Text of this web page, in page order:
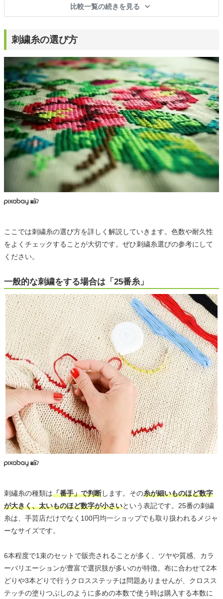
比較一覧の続きを見る
刺繍糸の選び方
ここでは刺繍糸の選び方を詳しく解説していきます。色数や耐久性
をよくチェックすることが大切です。ぜひ刺繍糸選びの参考にして
ください。
一般的な刺繍をする場合は「25番糸」
刺繡糸の種類は「番手」で判断します。その糸が細いものほど数字
が大きく、太いものほど数字が小さいという表記です。25番の刺繍
糸は、手芸店だけでなく100円均一ショップでも取り扱われるメジャ
ーなサイズです。
6本程度で1束のセットで販売されることが多く、ツヤや質感、カラ
ーバリエーションが豊富で選択肢が多いのが特徴。布に合わせて2本
どりや3本どりで行うクロスステッチは問題ありませんが、クロスス
テッチの塗りつぶしのように多めの本数で使う時は購入する本数に